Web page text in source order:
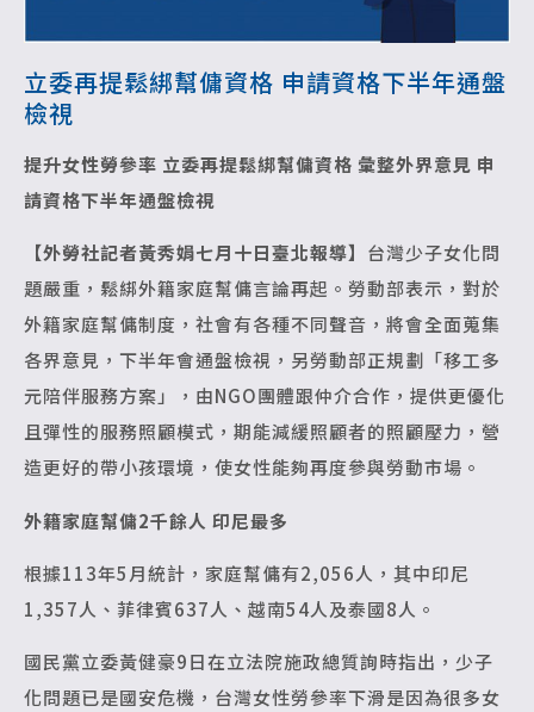
立委再提鬆綁幫傭資格 申請資格下半年通盤
檢視
提升女性勞參率 立委再提鬆綁幫傭資格 彙整外界意見 申
請資格下半年通盤檢視
【外勞社記者黃秀娟七月十日臺北報導】 台灣少子女化問
題嚴重，鬆綁外籍家庭幫傭言論再起。勞動部表示，對於
外籍家庭幫傭制度，社會有各種不同聲音，將會全面蒐集
各界意見，下半年會通盤檢視，另勞動部正規劃「移工多
元陪伴服務方案」，由NGO團體跟仲介合作，提供更優化
且彈性的服務照顧模式，期能減緩照顧者的照顧壓力，營
造更好的帶小孩環境，使女性能夠再度參與勞動市場。
外籍家庭幫傭2千餘人 印尼最多
根據113年5月統計，家庭幫傭有2,056人，其中印尼
1,357人、菲律賓637人、越南54人及泰國8人。
國民黨立委黃健豪9日在立法院施政總質詢時指出，少子
化問題已是國安危機，台灣女性勞參率下滑是因為很多女